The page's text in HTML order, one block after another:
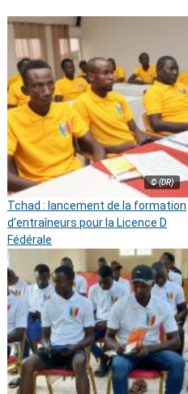
© (DR)
Tchad : lancement de la formation
d’entraîneurs pour la Licence D
Fédérale